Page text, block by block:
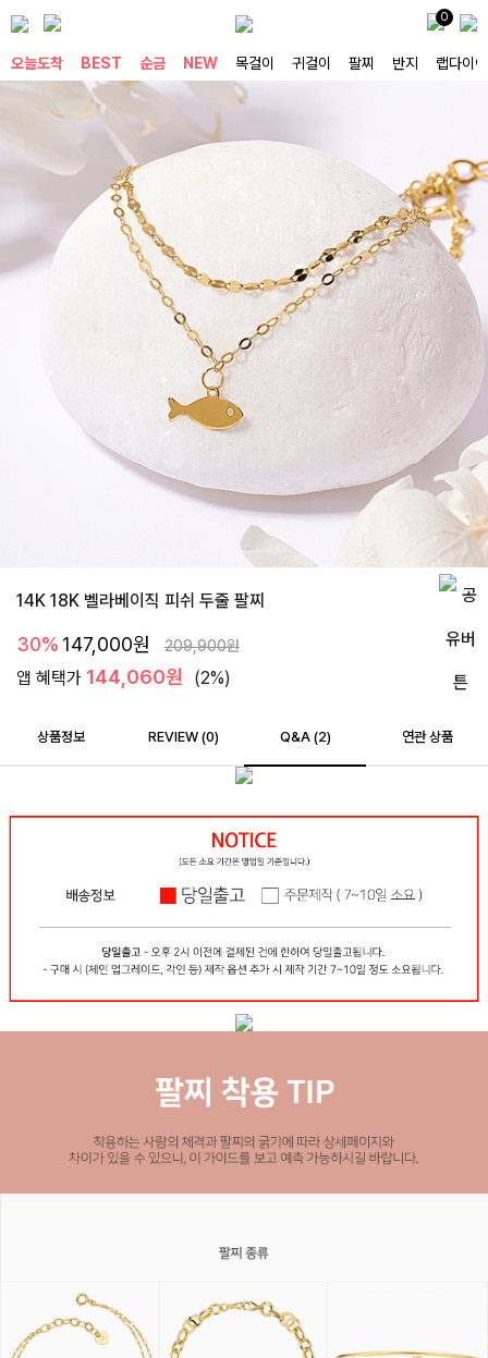
0
오늘도착 BEST 순금 NEW 목걸이 귀걸이 팔찌 반지 랩다이아
14K 18K 벨라베이직 피쉬 두줄 팔찌
30% 147,000원 209,900원
앱 혜택가 144,060원 (2%)
상품정보 REVIEW (0) Q&A (2) 연관 상품